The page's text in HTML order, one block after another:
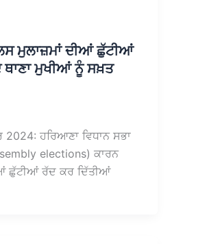
ਮੁਲਾਜ਼ਮਾਂ ਦੀਆਂ ਛੁੱਟੀਆਂ
ਮੁਖੀਆਂ ਨੂੰ ਸਖ਼ਤ
ਹਰਿਆਣਾ ਵਿਧਾਨ ਸਭਾ
elections) ਕਾਰਨ
ਛੁੱਟੀਆਂ ਰੱਦ ਕਰ ਦਿੱਤੀਆਂ